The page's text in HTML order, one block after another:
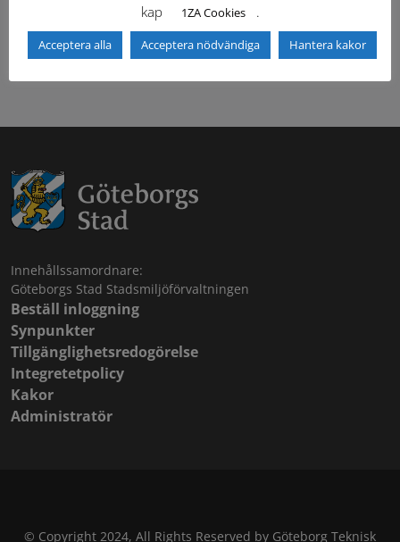
Säkerhetsordningen
Innehållssamordnare:
Göteborgs Stad Stadsmiljöförvaltningen
Beställ inloggning
Synpunkter
Tillgänglighetsredogörelse
Integretetpolicy
Kakor
Administratör
© Copyright 2024, All Rights Reserved by Göteborg Teknisk
kap
1ZA Cookies .
Acceptera alla Acceptera nödvändiga Hantera kakor